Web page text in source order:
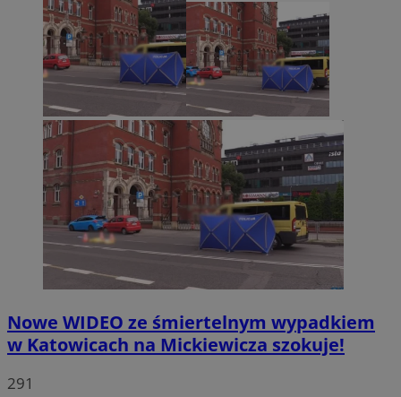
Nowe WIDEO ze śmiertelnym wypadkiem
w Katowicach na Mickiewicza szokuje!
291